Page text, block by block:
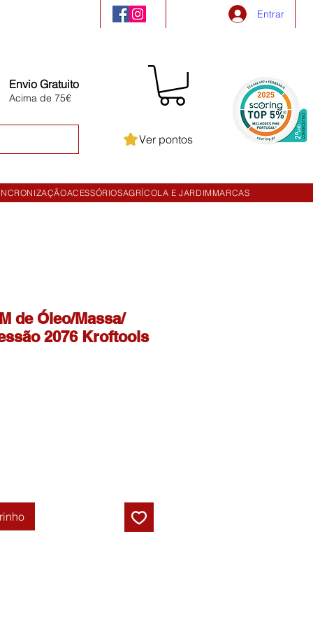
Entrar
Envio Gratuito
Acima de 75€
Ver pontos
ACESSÓRIOSAGRÍCOLA E JARDIM MARCAS
de Óleo/Massa/
2076 Kroftools